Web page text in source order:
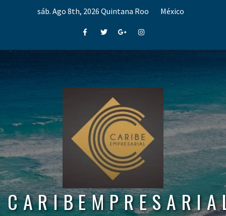
sáb. Ago 8th, 2026 Quintana Roo México
FacebookTwitterGoogle+Instagram